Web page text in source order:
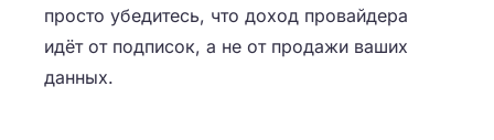
просто убедитесь, что доход провайдера
идёт от подписок, а не от продажи ваших
данных.